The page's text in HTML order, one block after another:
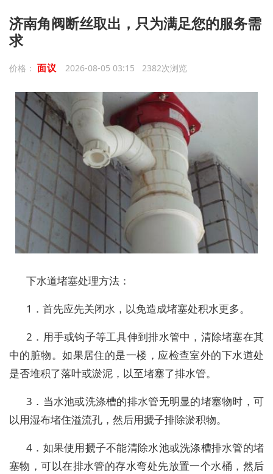
济南角阀断丝取出，只为满足您的服务需
求
价格： 面议 2026-08-05 03:15 2382次浏览
下水道堵塞处理方法：
1．首先应先关闭水，以免造成堵塞处积水更多。
2．用手或钩子等工具伸到排水管中，清除堵塞在其
中的脏物。如果居住的是一楼，应检查室外的下水道处
是否堆积了落叶或淤泥，以至堵塞了排水管。
3．当水池或洗涤槽的排水管无明显的堵塞物时，可
以用湿布堵住溢流孔，然后用搋子排除淤积物。
4．如果使用搋子不能清除水池或洗涤槽排水管的堵
塞物，可以在排水管的存水弯处先放置一个水桶，然后